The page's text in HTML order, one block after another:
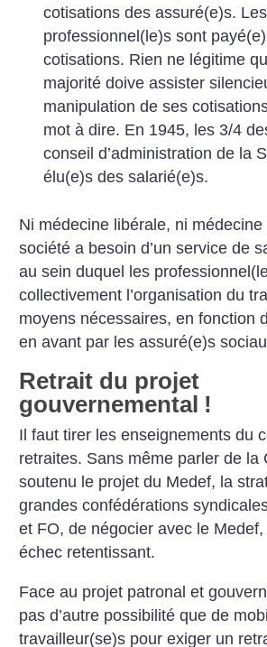
cotisations des assuré(e)s. Les
professionnel(le)s sont
cotisations. Rien ne légitime
majorité doive assister
manipulation de ses
mot à dire. En 1945, les 3/4
conseil d’administration de la
élu(e)s des salarié(e)s.
Ni médecine libérale, ni médecine
société a besoin d’un service de
au sein duquel les
collectivement l’organisation du
moyens nécessaires, en fonction
en avant par les assuré(e)s
Retrait du projet
gouvernemental !
Il faut tirer les enseignements du
retraites. Sans même parler de la
soutenu le projet du Medef, la
grandes confédérations
et FO, de négocier avec le
échec retentissant.
Face au projet patronal et
pas d’autre possibilité que de
travailleur(se)s pour exiger un